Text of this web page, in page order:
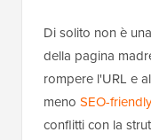
Di solito non è
della pagina
rompere l'URL e
meno SEO-friendly
conflitti con la